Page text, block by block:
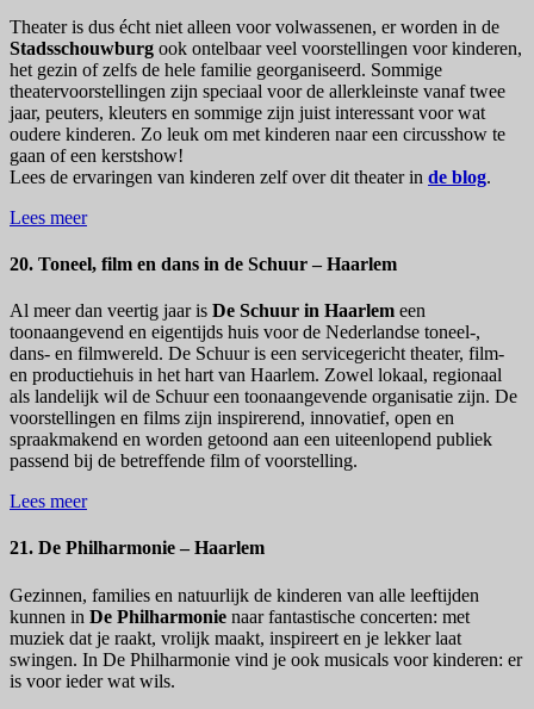
Theater is dus écht niet alleen voor volwassenen, er worden in de
Stadsschouwburg ook ontelbaar veel voorstellingen voor kinderen,
het gezin of zelfs de hele familie georganiseerd. Sommige
theatervoorstellingen zijn speciaal voor de allerkleinste vanaf twee
jaar, peuters, kleuters en sommige zijn juist interessant voor wat
oudere kinderen. Zo leuk om met kinderen naar een circusshow te
gaan of een kerstshow!
Lees de ervaringen van kinderen zelf over dit theater in de blog.
Lees meer
20. Toneel, film en dans in de Schuur – Haarlem
Al meer dan veertig jaar is De Schuur in Haarlem een
toonaangevend en eigentijds huis voor de Nederlandse toneel-,
dans- en filmwereld. De Schuur is een servicegericht theater, film-
en productiehuis in het hart van Haarlem. Zowel lokaal, regionaal
als landelijk wil de Schuur een toonaangevende organisatie zijn. De
voorstellingen en films zijn inspirerend, innovatief, open en
spraakmakend en worden getoond aan een uiteenlopend publiek
passend bij de betreffende film of voorstelling.
Lees meer
21. De Philharmonie – Haarlem
Gezinnen, families en natuurlijk de kinderen van alle leeftijden
kunnen in De Philharmonie naar fantastische concerten: met
muziek dat je raakt, vrolijk maakt, inspireert en je lekker laat
swingen. In De Philharmonie vind je ook musicals voor kinderen: er
is voor ieder wat wils.